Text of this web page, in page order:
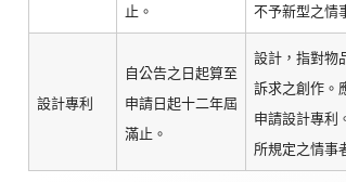
止。
不予新型之情
設計專利
自公告之日起算至
申請日起十二年屆
滿止。
設計，指對物
訴求之創作。
申請設計專利
所規定之情事